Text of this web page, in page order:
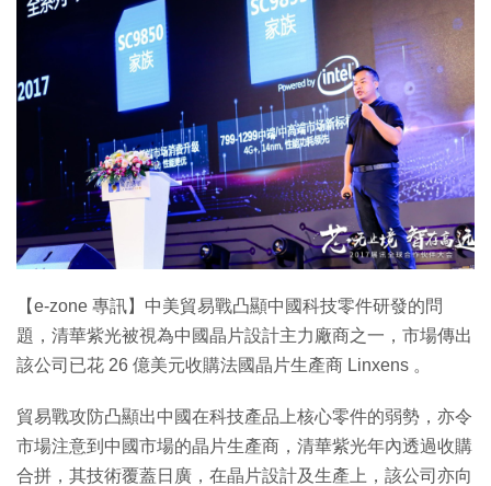
EduTech
生成式AI與雲端應用
Enterprise Digital Transformation
特集
【e-zone 專訊】中美貿易戰凸顯中國科技零件研發的問
題，清華紫光被視為中國晶片設計主力廠商之一，市場傳出
該公司已花 26 億美元收購法國晶片生產商 Linxens 。
貿易戰攻防凸顯出中國在科技產品上核心零件的弱勢，亦令
市場注意到中國市場的晶片生產商，清華紫光年內透過收購
合拼，其技術覆蓋日廣，在晶片設計及生產上，該公司亦向